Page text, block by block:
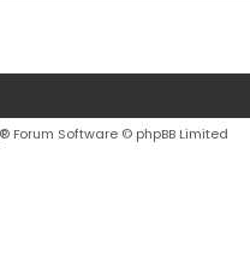
® Forum Software © phpBB Limited